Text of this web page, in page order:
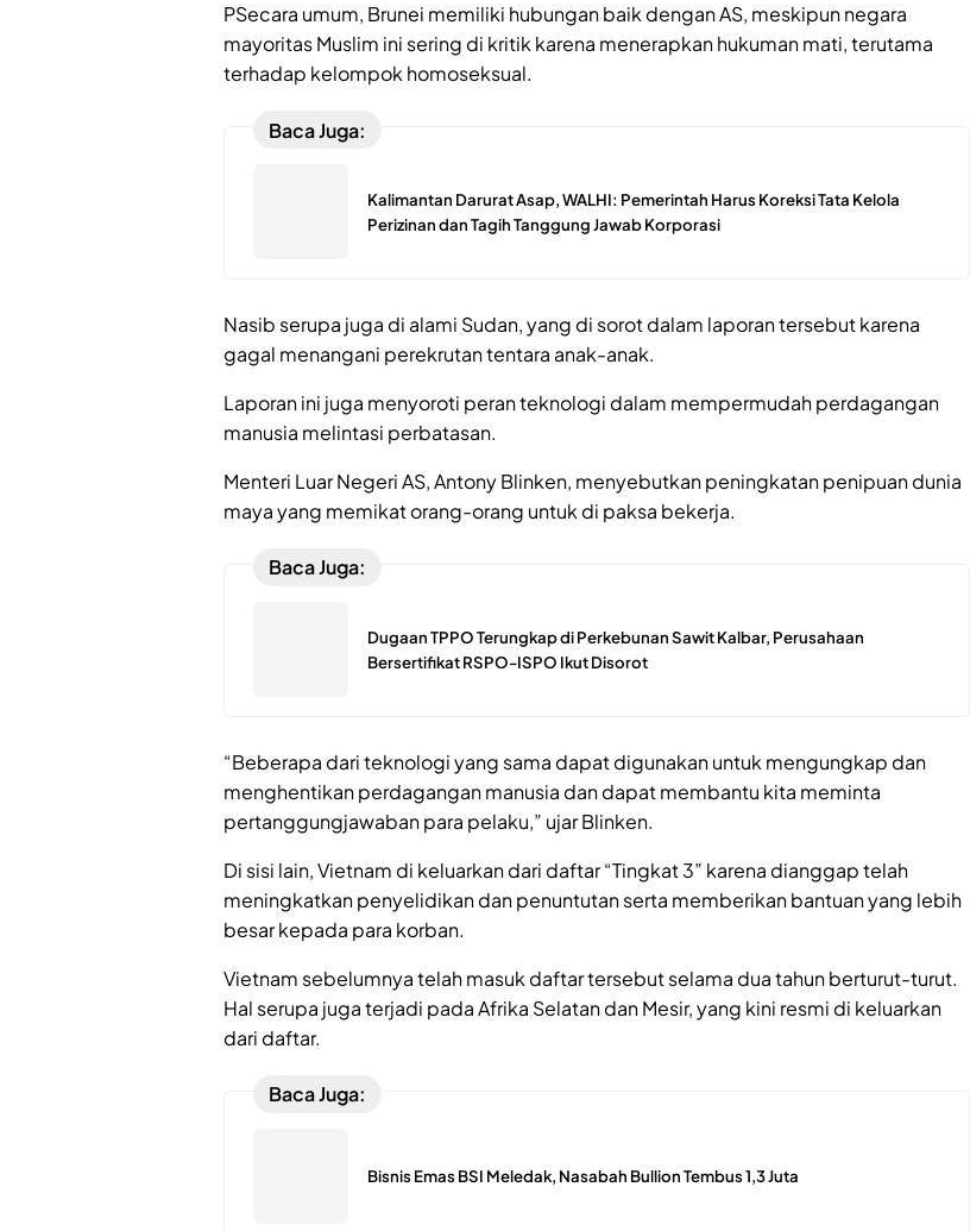
PSecara umum, Brunei memiliki hubungan baik dengan AS, meskipun negara
mayoritas Muslim ini sering di kritik karena menerapkan hukuman mati, terutama
terhadap kelompok homoseksual.
Baca Juga:
Kalimantan Darurat Asap, WALHI: Pemerintah Harus Koreksi Tata Kelola
Perizinan dan Tagih Tanggung Jawab Korporasi
Nasib serupa juga di alami Sudan, yang di sorot dalam laporan tersebut karena
gagal menangani perekrutan tentara anak-anak.
Laporan ini juga menyoroti peran teknologi dalam mempermudah perdagangan
manusia melintasi perbatasan.
Menteri Luar Negeri AS, Antony Blinken, menyebutkan peningkatan penipuan dunia
maya yang memikat orang-orang untuk di paksa bekerja.
Baca Juga:
Dugaan TPPO Terungkap di Perkebunan Sawit Kalbar, Perusahaan
Bersertifikat RSPO-ISPO Ikut Disorot
“Beberapa dari teknologi yang sama dapat digunakan untuk mengungkap dan
menghentikan perdagangan manusia dan dapat membantu kita meminta
pertanggungjawaban para pelaku,” ujar Blinken.
Di sisi lain, Vietnam di keluarkan dari daftar “Tingkat 3” karena dianggap telah
meningkatkan penyelidikan dan penuntutan serta memberikan bantuan yang lebih
besar kepada para korban.
Vietnam sebelumnya telah masuk daftar tersebut selama dua tahun berturut-turut.
Hal serupa juga terjadi pada Afrika Selatan dan Mesir, yang kini resmi di keluarkan
dari daftar.
Baca Juga:
Bisnis Emas BSI Meledak, Nasabah Bullion Tembus 1,3 Juta